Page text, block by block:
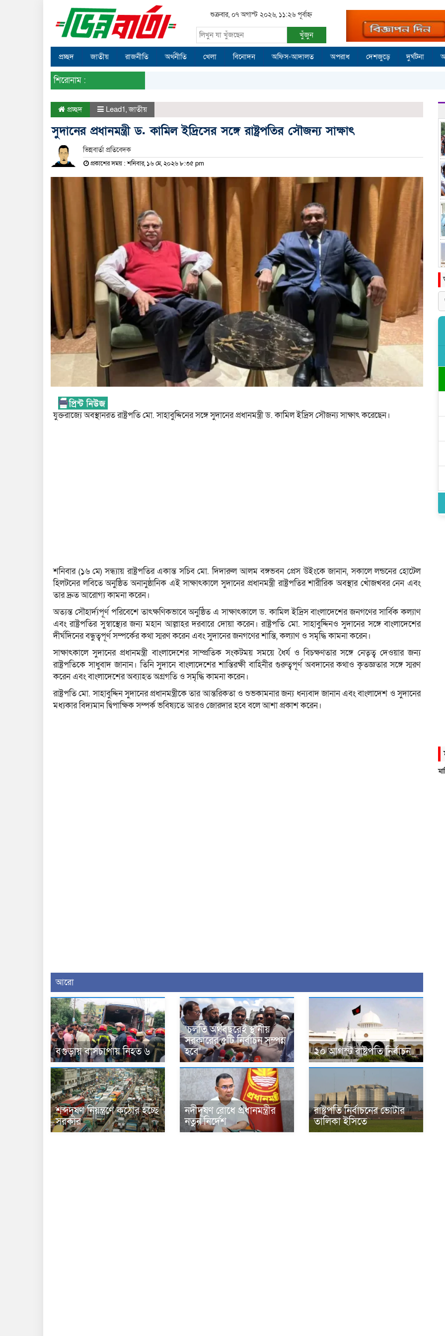
শুক্রবার, ০৭ অগাস্ট ২০২৬, ১১:২৬ পূর্বাহ্ন
খুঁজুন
প্রচ্ছদ জাতীয় রাজনীতি অর্থনীতি খেলা বিনোদন অফিস-আদালত অপরাধ দেশজুড়ে দুর্ঘটনা
শিরোনাম :
প্রচ্ছদ Lead1,জাতীয়
সুদানের প্রধানমন্ত্রী ড. কামিল ইদ্রিসের সঙ্গে রাষ্ট্রপতির সৌজন্য সাক্ষাৎ
ভিন্নবার্তা প্রতিবেদক
প্রকাশের সময় : শনিবার, ১৬ মে, ২০২৬ ৮:৩৫ pm
যুক্তরাজ্যে অবস্থানরত রাষ্ট্রপতি মো. সাহাবুদ্দিনের সঙ্গে সুদানের প্রধানমন্ত্রী ড. কামিল ইদ্রিস সৌজন্য সাক্ষাৎ করেছেন।
শনিবার (১৬ মে) সন্ধ্যায় রাষ্ট্রপতির একান্ত সচিব মো. দিদারুল আলম বঙ্গভবন প্রেস উইংকে জানান, সকালে লন্ডনের হোটেল
হিলটনের লবিতে অনুষ্ঠিত অনানুষ্ঠানিক এই সাক্ষাৎকালে সুদানের প্রধানমন্ত্রী রাষ্ট্রপতির শারীরিক অবস্থার খোঁজখবর নেন এবং
তার দ্রুত আরোগ্য কামনা করেন।
অত্যন্ত সৌহার্দ্যপূর্ণ পরিবেশে তাৎক্ষণিকভাবে অনুষ্ঠিত এ সাক্ষাৎকালে ড. কামিল ইদ্রিস বাংলাদেশের জনগণের সার্বিক কল্যাণ
এবং রাষ্ট্রপতির সুস্বাস্থ্যের জন্য মহান আল্লাহর দরবারে দোয়া করেন। রাষ্ট্রপতি মো. সাহাবুদ্দিনও সুদানের সঙ্গে বাংলাদেশের
দীর্ঘদিনের বন্ধুত্বপূর্ণ সম্পর্কের কথা স্মরণ করেন এবং সুদানের জনগণের শান্তি, কল্যাণ ও সমৃদ্ধি কামনা করেন।
সাক্ষাৎকালে সুদানের প্রধানমন্ত্রী বাংলাদেশের সাম্প্রতিক সংকটময় সময়ে ধৈর্য ও বিচক্ষণতার সঙ্গে নেতৃত্ব দেওয়ার জন্য
রাষ্ট্রপতিকে সাধুবাদ জানান। তিনি সুদানে বাংলাদেশের শান্তিরক্ষী বাহিনীর গুরুত্বপূর্ণ অবদানের কথাও কৃতজ্ঞতার সঙ্গে স্মরণ
করেন এবং বাংলাদেশের অব্যাহত অগ্রগতি ও সমৃদ্ধি কামনা করেন।
রাষ্ট্রপতি মো. সাহাবুদ্দিন সুদানের প্রধানমন্ত্রীকে তার আন্তরিকতা ও শুভকামনার জন্য ধন্যবাদ জানান এবং বাংলাদেশ ও সুদানের
মধ্যকার বিদ্যমান দ্বিপাক্ষিক সম্পর্ক ভবিষ্যতে আরও জোরদার হবে বলে আশা প্রকাশ করেন।
আরো
বগুড়ায় বাসচাপায় নিহত ৬
‘চলতি অর্থবছরেই স্থানীয়
সরকারের ৫টি নির্বাচন সম্পন্ন
হবে’
২০ আগস্ট রাষ্ট্রপতি নির্বাচন
শব্দদূষণ নিয়ন্ত্রণে কঠোর হচ্ছে
সরকার
নদীদূষণ রোধে প্রধানমন্ত্রীর
নতুন নির্দেশ
রাষ্ট্রপতি নির্বাচনের ভোটার
তালিকা ইসিতে